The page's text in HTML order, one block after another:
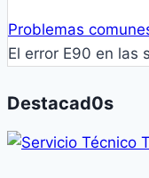
Problemas
El error E90 en las
Destacad0s